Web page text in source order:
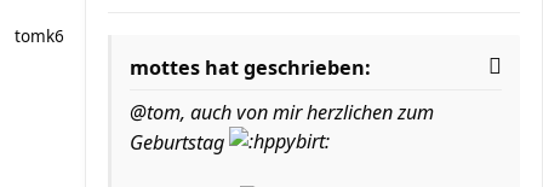
tomk6
mottes hat geschrieben:
@tom, auch von mir herzlichen zum
Geburtstag